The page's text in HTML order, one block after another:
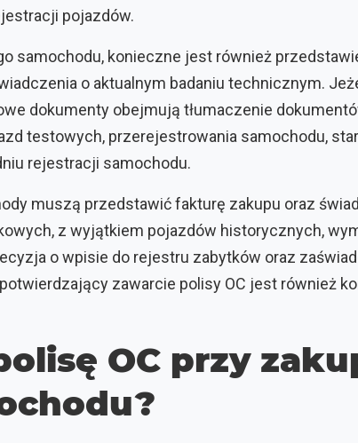
pojazdów.
samochodu, konieczne jest również
o aktualnym badaniu technicznym.
dokumenty obejmują tłumaczenie
testowych, przerejestrowania samochodu,
rejestracji samochodu.
muszą przedstawić fakturę zakupu oraz
z wyjątkiem pojazdów historycznych,
o wpisie do rejestru zabytków oraz
zawarcie polisy OC jest również
OC przy